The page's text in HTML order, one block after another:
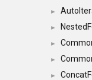
►
►
►
►
►